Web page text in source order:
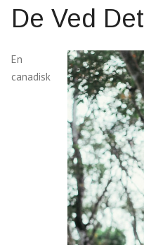
De Ved Det
En
canadisk